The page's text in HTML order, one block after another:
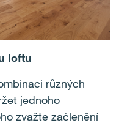
loftu
různých
jednoho
zvažte začlenění